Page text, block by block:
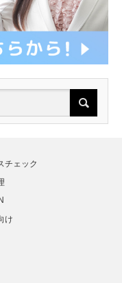
チェック
け